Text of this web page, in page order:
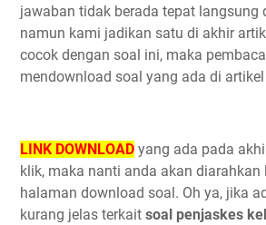
jawaban tidak berada tepat langsung
namun kami jadikan satu di akhir
cocok dengan soal ini, maka
mendownload soal yang ada di
LINK DOWNLOAD yang ada pada
klik, maka nanti anda akan
halaman download soal. Oh ya, jika
kurang jelas terkait soal penjaskes